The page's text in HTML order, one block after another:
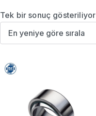
Tek bir sonuç gösteriliyor